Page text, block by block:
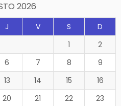
2026
J V S
D
1
2
6 7 8
9
13 14 15
16
20 21 22
23